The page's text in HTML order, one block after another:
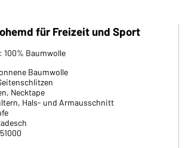
für Freizeit und Sport
100% Baumwolle
Baumwolle
Necktape
Hals- und Armausschnitt